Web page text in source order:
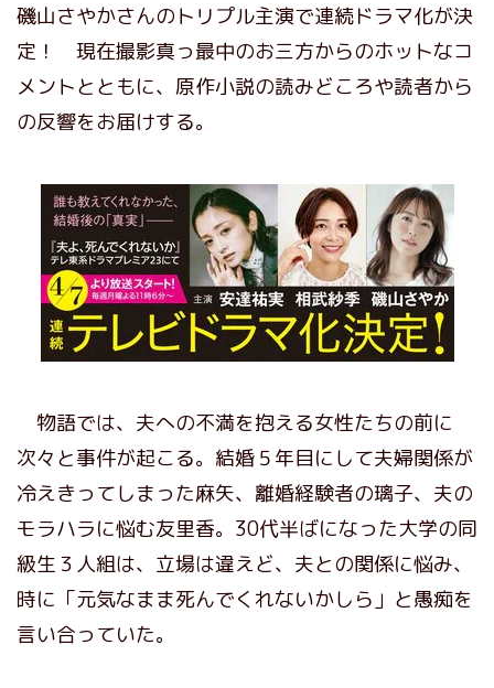
磯山さやかさんのトリプル主演で連続ドラマ化が決
定！ 現在撮影真っ最中のお三方からのホットなコ
メントとともに、原作小説の読みどころや読者から
の反響をお届けする。
物語では、夫への不満を抱える女性たちの前に
次々と事件が起こる。結婚５年目にして夫婦関係が
冷えきってしまった麻矢、離婚経験者の璃子、夫の
モラハラに悩む友里香。30代半ばになった大学の同
級生３人組は、立場は違えど、夫との関係に悩み、
時に「元気なまま死んでくれないかしら」と愚痴を
言い合っていた。